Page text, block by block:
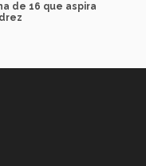
de 16 que aspira